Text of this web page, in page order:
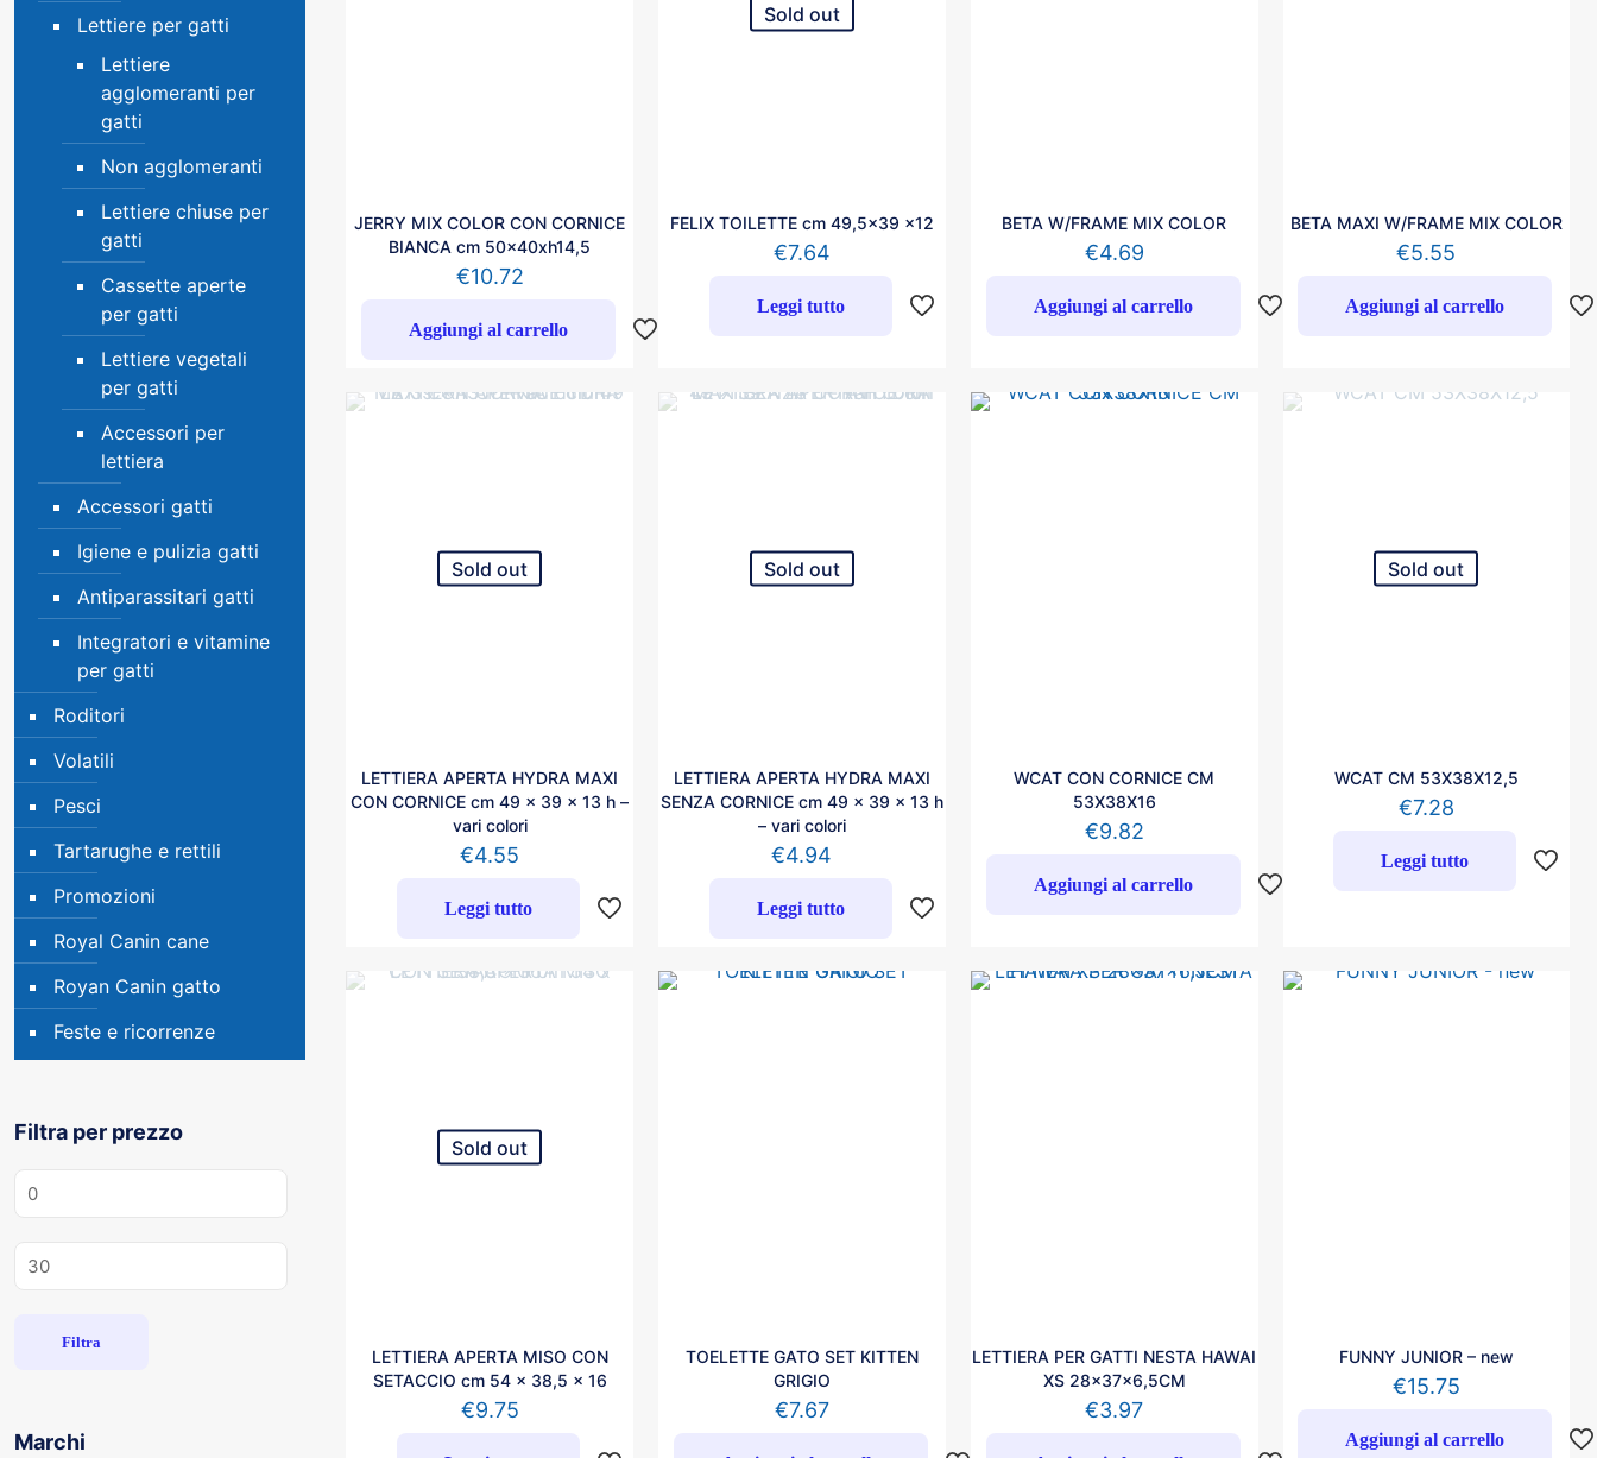
Lettiere per gatti
Lettiere
agglomeranti per
gatti
Non agglomeranti
Lettiere chiuse per
gatti
Cassette aperte
per gatti
Lettiere vegetali
per gatti
Accessori per
lettiera
Accessori gatti
Igiene e pulizia gatti
Antiparassitari gatti
Integratori e vitamine
per gatti
Roditori
Volatili
Pesci
Tartarughe e rettili
Promozioni
Royal Canin cane
Royan Canin gatto
Feste e ricorrenze
Filtra per prezzo
Min
Max
Filtra
Marchi
JERRY MIX COLOR CON CORNICE
BIANCA cm 50x40xh14,5
€10.72
Aggiungi al carrello
Sold out
FELIX TOILETTE cm 49,5×39 x12
€7.64
Leggi tutto
BETA W/FRAME MIX COLOR
€4.69
Aggiungi al carrello
BETA MAXI W/FRAME MIX COLOR
€5.55
Aggiungi al carrello
Sold out
LETTIERA APERTA HYDRA MAXI
CON CORNICE cm 49 x 39 x 13 h –
vari colori
€4.55
Leggi tutto
Sold out
LETTIERA APERTA HYDRA MAXI
SENZA CORNICE cm 49 x 39 x 13 h
– vari colori
€4.94
Leggi tutto
WCAT CON CORNICE CM
53X38X16
€9.82
Aggiungi al carrello
Sold out
WCAT CM 53X38X12,5
€7.28
Leggi tutto
Sold out
LETTIERA APERTA MISO CON
SETACCIO cm 54 x 38,5 x 16
€9.75
TOELETTE GATO SET KITTEN
GRIGIO
€7.67
LETTIERA PER GATTI NESTA HAWAI
XS 28x37x6,5CM
€3.97
FUNNY JUNIOR – new
€15.75
Aggiungi al carrello